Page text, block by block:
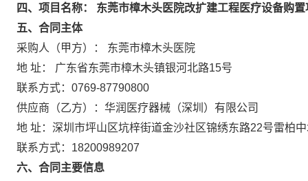
四、项目名称： 东莞市樟木头医院改扩建工程医疗设备购置
五、合同主体
采购人（甲方）： 东莞市樟木头医院
地 址： 广东省东莞市樟木头镇银河北路15号
联系方式：0769-87790800
供应商（乙方）：华润医疗器械（深圳）有限公司
地 址：深圳市坪山区坑梓街道金沙社区锦绣东路22号雷柏
联系方式：18200989207
六、合同主要信息